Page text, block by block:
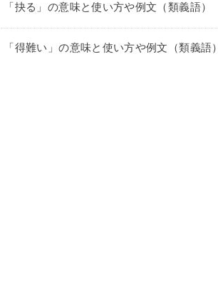
「抉る」の意味と使い方や例文（類義語）
「得難い」の意味と使い方や例文（類義語）